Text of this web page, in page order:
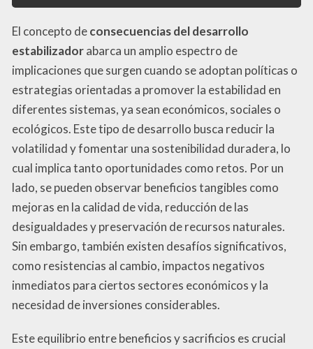
El concepto deconsecuencias del desarrollo
estabilizadorabarca un amplio espectro de
implicaciones que surgen cuando se adoptan políticas o
estrategias orientadas a promover la estabilidad en
diferentes sistemas, ya sean económicos, sociales o
ecológicos. Este tipo de desarrollo busca reducir la
volatilidad y fomentar una sostenibilidad duradera, lo
cual implica tanto oportunidades como retos. Por un
lado, se pueden observar beneficios tangibles como
mejoras en la calidad de vida, reducción de las
desigualdades y preservación de recursos naturales.
Sin embargo, también existen desafíos significativos,
como resistencias al cambio, impactos negativos
inmediatos para ciertos sectores económicos y la
necesidad de inversiones considerables.
Este equilibrio entre beneficios y sacrificios es crucial